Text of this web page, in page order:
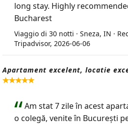
long stay. Highly
Bucharest
Viaggio di 30 notti · Sneza, IN ·
Tripadvisor, 2026-06-06
Apartament excelent, locatie
Am stat 7 zile în acest
o colegă, venite în București